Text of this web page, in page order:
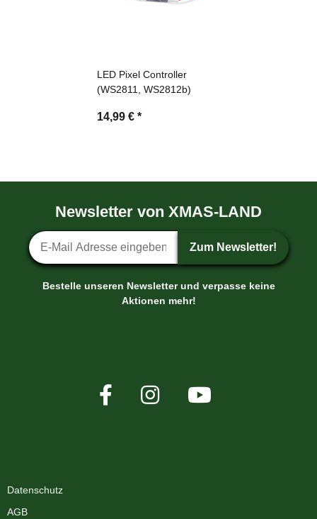
LED Pixel Controller
(WS2811, WS2812b)
14,99 € *
Newsletter von XMAS-LAND
Newsletter-Anmeldung
Zum Newsletter!
Bestelle unseren Newsletter und verpasse keine
Aktionen mehr!
Datenschutz
AGB